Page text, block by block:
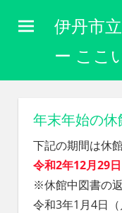
伊丹市
ー ここ
関
わ
り
な
く
自
年末年始の
下記の期間は休館
令和2年12月29
※休館中図書の
令和3年1月4日